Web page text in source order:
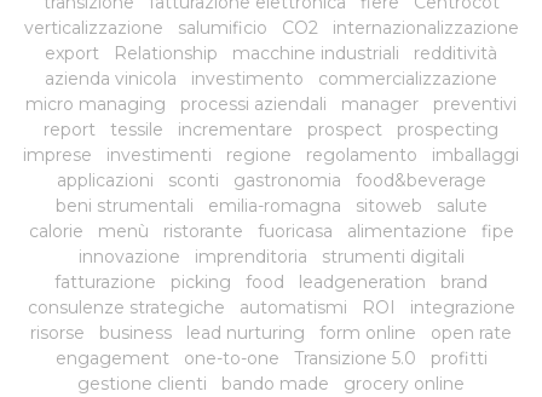
verticalizzazione
salumificio CO2
internazionalizzazione
export
Relationship macchine industriali
redditività
azienda vinicola
investimento
commercializzazione
micro managing
processi aziendali manager
preventivi
report
tessile incrementare prospect
prospecting
imprese
investimenti regione regolamento
imballaggi
applicazioni
sconti gastronomia
food&beverage
beni strumentali
emilia-romagna sitoweb
salute
calorie
menù ristorante fuoricasa alimentazione
fipe
innovazione
imprenditoria
strumenti digitali
fatturazione
picking food leadgeneration
brand
consulenze strategiche
automatismi ROI
integrazione
risorse
business lead nurturing form online
open rate
engagement
one-to-one Transizione 5.0
profitti
gestione clienti
bando made grocery online